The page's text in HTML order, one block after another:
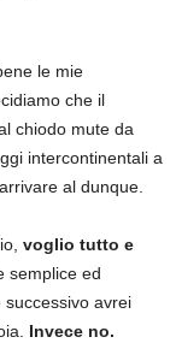
le mie
che il
chiodo mute da
intercontinentali a
al dunque.
voglio tutto e
semplice ed
avrei
Invece no.